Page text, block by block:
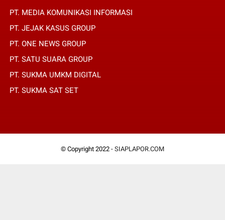
PT. MEDIA KOMUNIKASI INFORMASI
PT. JEJAK KASUS GROUP
PT. ONE NEWS GROUP
PT. SATU SUARA GROUP
PT. SUKMA UMKM DIGITAL
PT. SUKMA SAT SET
© Copyright 2022 - SIAPLAPOR.COM